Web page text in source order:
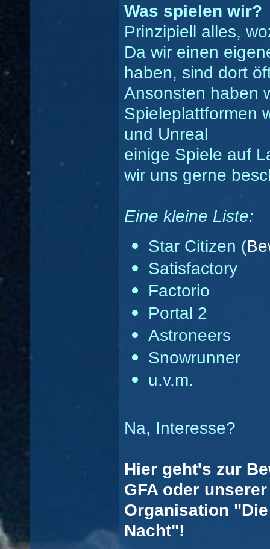
Was spielen wir?
Prinzipiell alles,
Da wir einen
haben, sind dort
Ansonsten haben
Spieleplattformen
und Unreal
einige Spiele auf
wir uns gerne
Eine kleine Liste:
Star Citizen (
Satisfactory
Factorio
Portal 2
Astroneers
Snowrunner
u.v.m.
Na, Interesse?
Hier geht's zur
GFA oder
Organisation
Nacht"!